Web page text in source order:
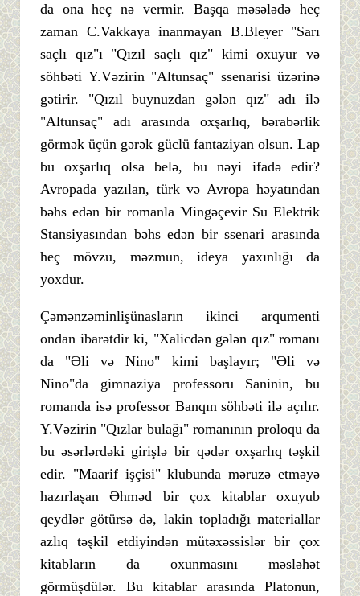
da ona heç nə vermir. Başqa məsələdə heç
zaman C.Vakkaya inanmayan B.Bleyer "Sarı
saçlı qız"ı "Qızıl saçlı qız" kimi oxuyur və
söhbəti Y.Vəzirin "Altunsaç" ssenarisi üzərinə
gətirir. "Qızıl buynuzdan gələn qız" adı ilə
"Altunsaç" adı arasında oxşarlıq, bərabərlik
görmək üçün gərək güclü fantaziyan olsun. Lap
bu oxşarlıq olsa belə, bu nəyi ifadə edir?
Avropada yazılan, türk və Avropa həyatından
bəhs edən bir romanla Mingəçevir Su Elektrik
Stansiyasından bəhs edən bir ssenari arasında
heç mövzu, məzmun, ideya yaxınlığı da
yoxdur.
Çəmənzəminlişünasların ikinci arqumenti
ondan ibarətdir ki, "Xalicdən gələn qız" romanı
da "Əli və Nino" kimi başlayır; "Əli və
Nino"da gimnaziya professoru Saninin, bu
romanda isə professor Banqın söhbəti ilə açılır.
Y.Vəzirin "Qızlar bulağı" romanının proloqu da
bu əsərlərdəki girişlə bir qədər oxşarlıq təşkil
edir. "Maarif işçisi" klubunda məruzə etməyə
hazırlaşan Əhməd bir çox kitablar oxuyub
qeydlər götürsə də, lakin topladığı materiallar
azlıq təşkil etdiyindən mütəxəssislər bir çox
kitabların da oxunmasını məsləhət
görmüşdülər. Bu kitablar arasında Platonun,